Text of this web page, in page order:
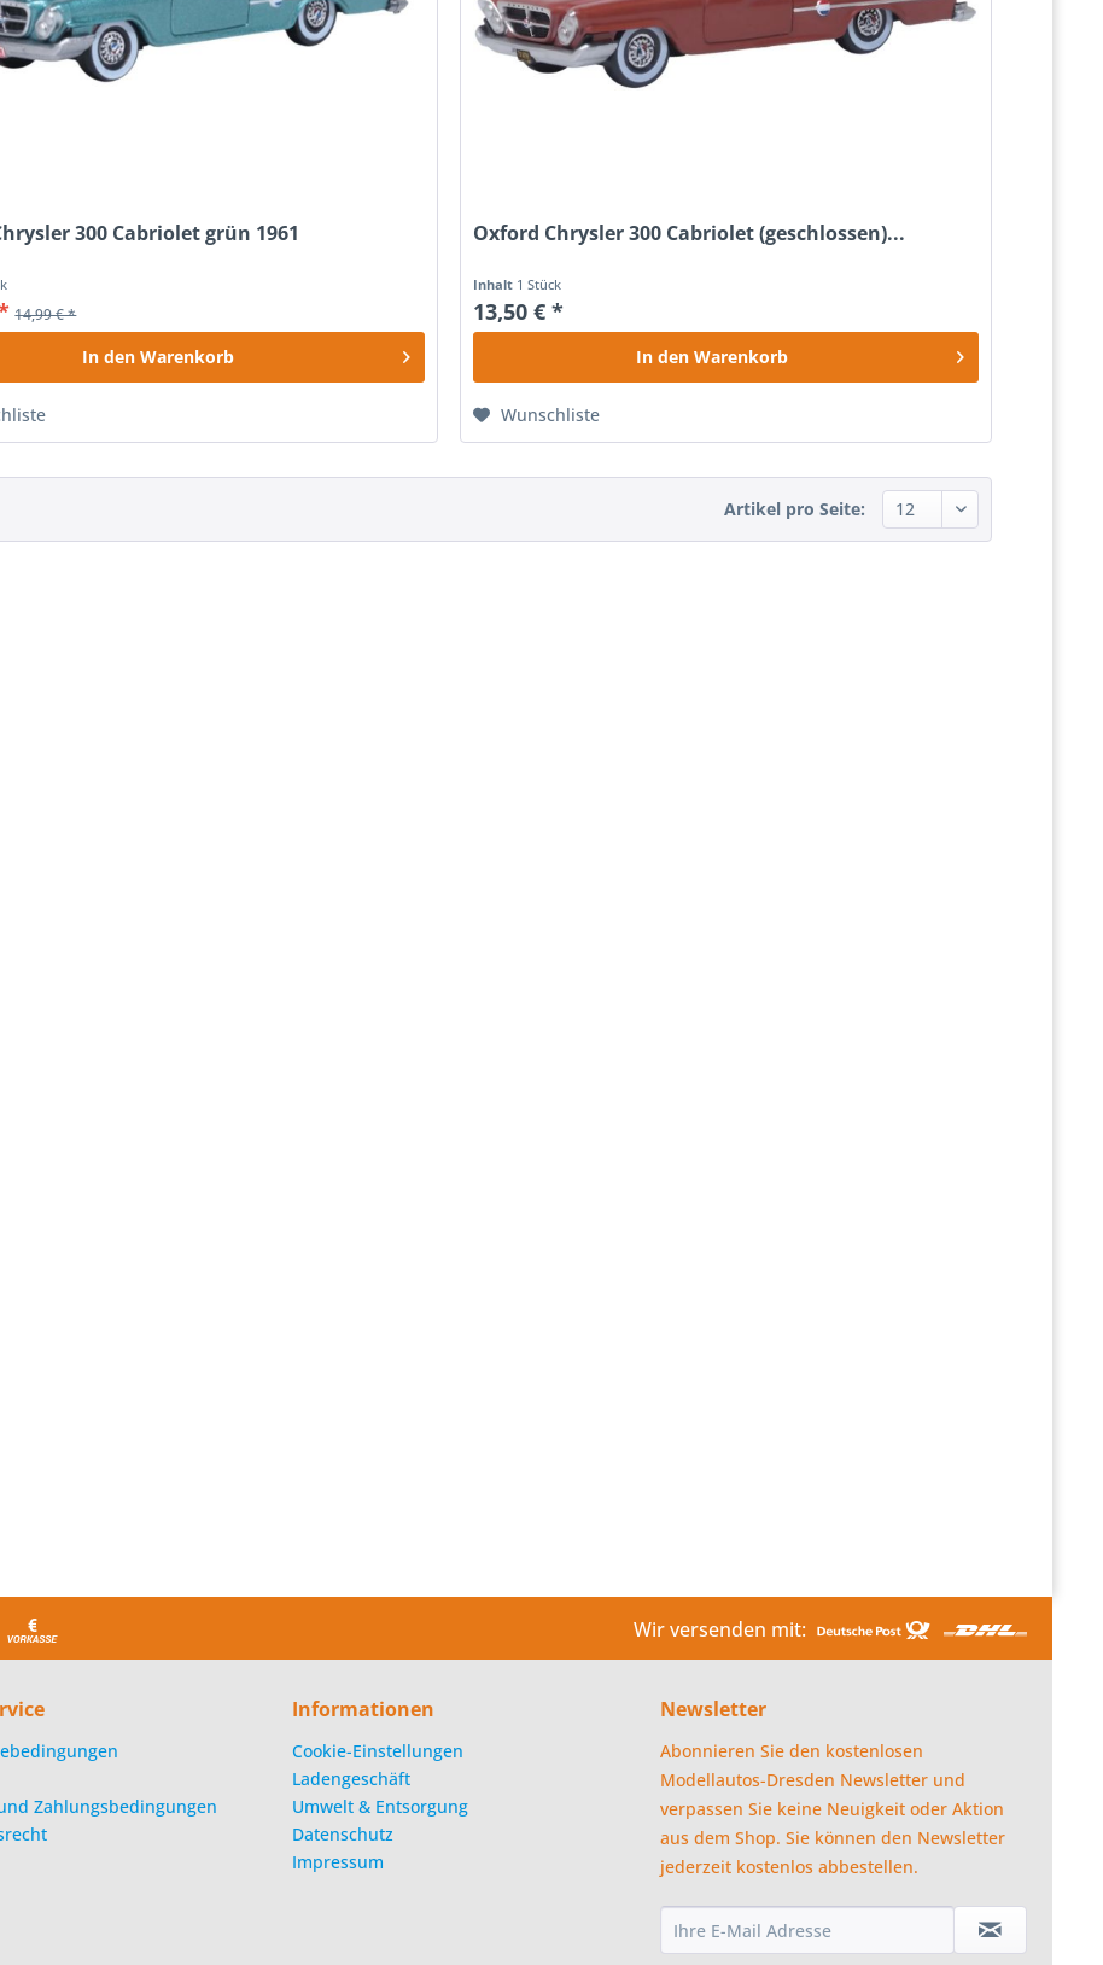
300 Cabriolet grün 1961
14,99 € *
In den Warenkorb
Oxford Chrysler 300 Cabriolet (geschlossen)...
Inhalt 1 Stück
13,50 € *
In den Warenkorb
Wunschliste
Artikel pro Seite:
Wir versenden mit:
Zahlungsbedingungen
Informationen
Cookie-Einstellungen
Ladengeschäft
Umwelt & Entsorgung
Datenschutz
Impressum
Newsletter
Abonnieren Sie den kostenlosen
Modellautos-Dresden Newsletter und
verpassen Sie keine Neuigkeit oder Aktion
aus dem Shop. Sie können den Newsletter
jederzeit kostenlos abbestellen.